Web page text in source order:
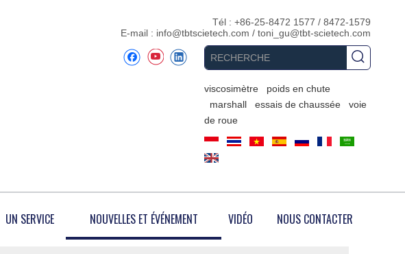
Tél : +86-25-8472 1577 / 8472-1579
E-mail : info@tbtscietech.com / toni_gu@tbt-scietech.com
viscosimètre
poids en chute
marshall
essais de chaussée
voie
de roue
UN SERVICE NOUVELLES ET ÉVÉNEMENT VIDÉO NOUS CONTACTER